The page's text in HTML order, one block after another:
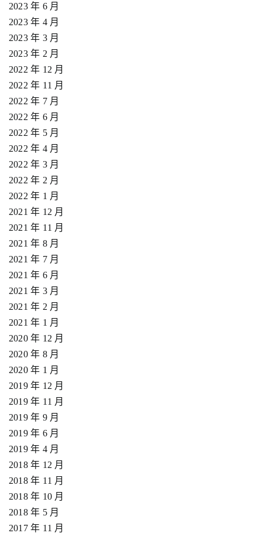
2023 年 6 月
2023 年 4 月
2023 年 3 月
2023 年 2 月
2022 年 12 月
2022 年 11 月
2022 年 7 月
2022 年 6 月
2022 年 5 月
2022 年 4 月
2022 年 3 月
2022 年 2 月
2022 年 1 月
2021 年 12 月
2021 年 11 月
2021 年 8 月
2021 年 7 月
2021 年 6 月
2021 年 3 月
2021 年 2 月
2021 年 1 月
2020 年 12 月
2020 年 8 月
2020 年 1 月
2019 年 12 月
2019 年 11 月
2019 年 9 月
2019 年 6 月
2019 年 4 月
2018 年 12 月
2018 年 11 月
2018 年 10 月
2018 年 5 月
2017 年 11 月